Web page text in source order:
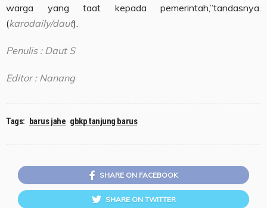
warga yang taat kepada pemerintah,”tandasnya.
(karodaily/daut).
Penulis : Daut S
Editor : Nanang
Tags: barus jahe gbkp tanjung barus
SHARE ON FACEBOOK
SHARE ON TWITTER